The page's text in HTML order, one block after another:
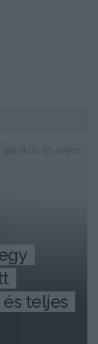
teljes